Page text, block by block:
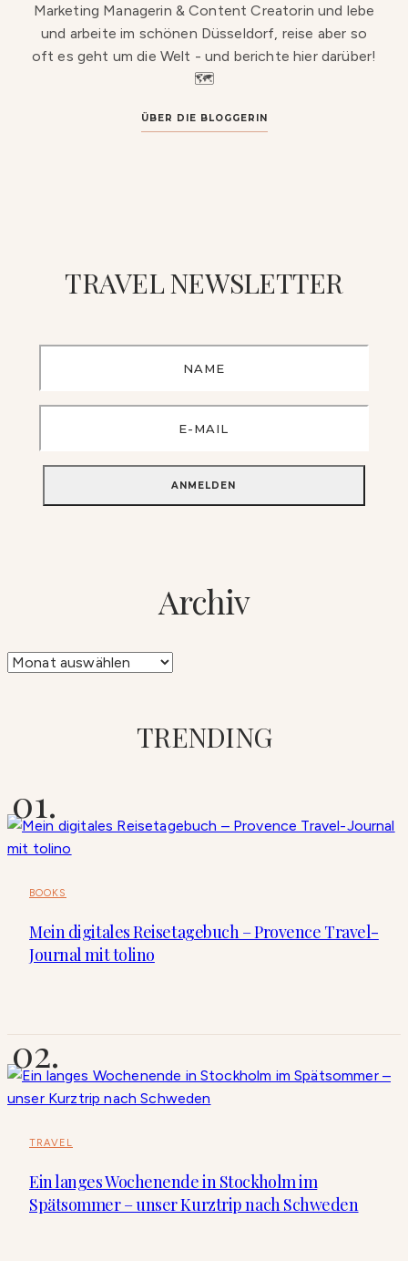
Marketing Managerin & Content Creatorin und lebe
und arbeite im schönen Düsseldorf, reise aber so
oft es geht um die Welt - und berichte hier darüber!
🗺️
ÜBER DIE BLOGGERIN
TRAVEL NEWSLETTER
Archiv
Archiv
TRENDING
BOOKS
Mein digitales Reisetagebuch – Provence Travel-
Journal mit tolino
TRAVEL
Ein langes Wochenende in Stockholm im
Spätsommer – unser Kurztrip nach Schweden